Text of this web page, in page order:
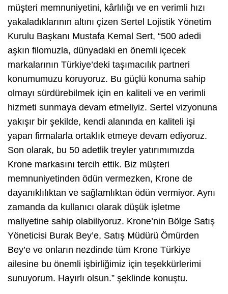
müşteri memnuniyetini, kârlılığı ve en verimli hızı
yakaladıklarının altını çizen Sertel Lojistik Yönetim
Kurulu Başkanı Mustafa Kemal Sert, “500 adedi
aşkın filomuzla, dünyadaki en önemli içecek
markalarının Türkiye’deki taşımacılık partneri
konumumuzu koruyoruz. Bu güçlü konuma sahip
olmayı sürdürebilmek için en kaliteli ve en verimli
hizmeti sunmaya devam etmeliyiz. Sertel vizyonuna
yakışır bir şekilde, kendi alanında en kaliteli işi
yapan firmalarla ortaklık etmeye devam ediyoruz.
Son olarak, bu 50 adetlik treyler yatırımımızda
Krone markasını tercih ettik. Biz müşteri
memnuniyetinden ödün vermezken, Krone de
dayanıklılıktan ve sağlamlıktan ödün vermiyor. Aynı
zamanda da kullanıcı olarak düşük işletme
maliyetine sahip olabiliyoruz. Krone’nin Bölge Satış
Yöneticisi Burak Bey’e, Satış Müdürü Ömürden
Bey’e ve onların nezdinde tüm Krone Türkiye
ailesine bu önemli işbirliğimiz için teşekkürlerimi
sunuyorum. Hayırlı olsun.” şeklinde konuştu.